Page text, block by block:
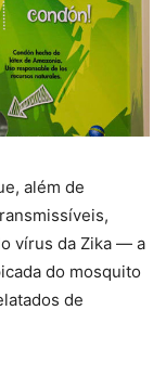
além de
vírus da Zika — a
do mosquito
de